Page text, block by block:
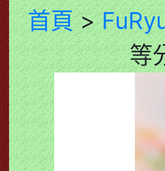
首頁>
等